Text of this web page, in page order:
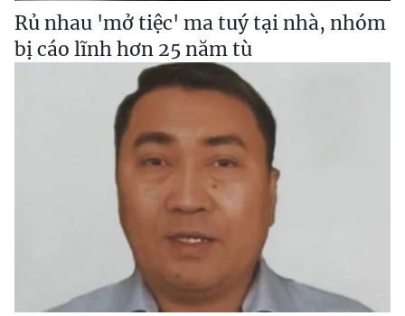
Rủ nhau 'mở tiệc' ma tuý tại nhà, nhóm
bị cáo lĩnh hơn 25 năm tù